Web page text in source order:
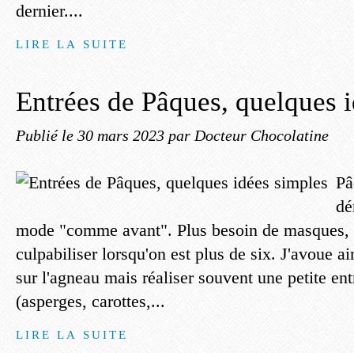
dernier....
LIRE LA SUITE
Entrées de Pâques, quelques
Publié le 30 mars 2023 par Docteur Chocolatine
mode "comme avant". Plus besoin de
culpabiliser lorsqu'on est plus de six. J'avoue
sur l'agneau mais réaliser souvent une petite
(asperges, carottes,...
LIRE LA SUITE